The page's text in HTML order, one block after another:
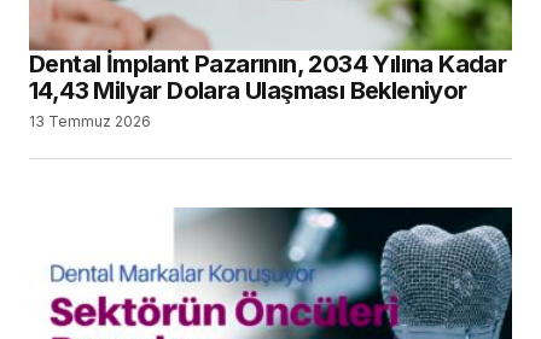
Dental İmplant Pazarının, 2034 Yılına Kadar
14,43 Milyar Dolara Ulaşması Bekleniyor
13 Temmuz 2026